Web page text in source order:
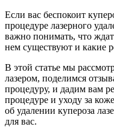
Если вас беспокоит
процедуре лазерного
важно понимать, что
нем существуют и какие
В этой статье мы
лазером, поделимся
процедуру, и дадим вам
процедуре и уходу за
об удалении купероза
для вас.